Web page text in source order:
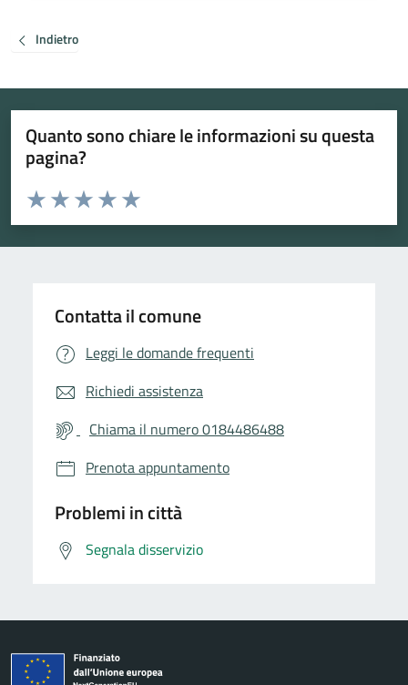
Indietro
Quanto sono chiare le informazioni su questa
pagina?
Valuta da 1 a 5 stelle la pagina
Valuta 5 stelle su 5
Valuta 4 stelle su 5
Valuta 3 stelle su 5
Valuta 2 stelle su 5
Valuta 1 stelle su 5
Contatta il comune
Leggi le domande frequenti
Richiedi assistenza
Chiama il numero 0184486488
Prenota appuntamento
Problemi in città
Segnala disservizio